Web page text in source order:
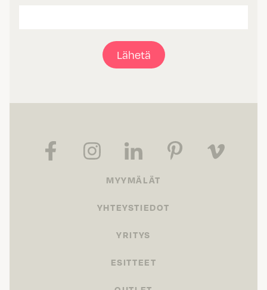
Lähetä
MYYMÄLÄT
YHTEYSTIEDOT
YRITYS
ESITTEET